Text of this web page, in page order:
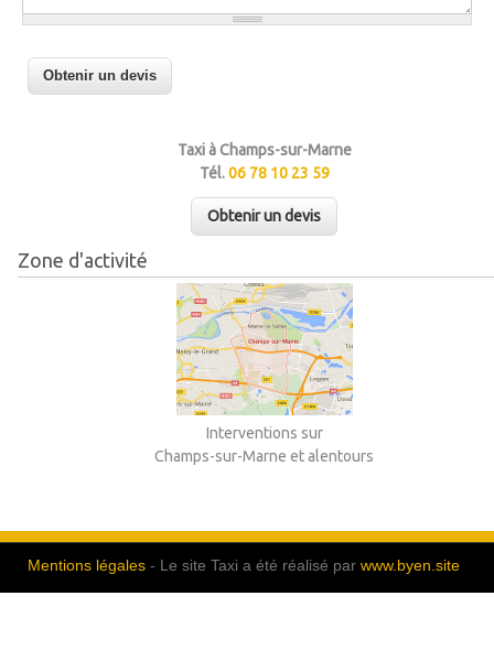
Taxi à Champs-sur-Marne
Tél.06 78 10 23 59
Obtenir un devis
Zone d'activité
Interventions sur
Champs-sur-Marne et alentours
Mentions légales - Le site Taxi a été réalisé parwww.byen.site